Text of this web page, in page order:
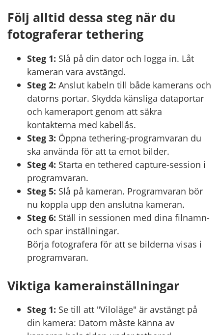
Följ alltid dessa steg när du
fotograferar tethering
Steg 1: Slå på din dator och logga in. Låt
kameran vara avstängd.
Steg 2: Anslut kabeln till både kamerans och
datorns portar. Skydda känsliga dataportar
och kameraport genom att säkra
kontakterna med kabellås.
Steg 3: Öppna tethering-programvaran du
ska använda för att ta emot bilder.
Steg 4: Starta en tethered capture-session i
programvaran.
Steg 5: Slå på kameran. Programvaran bör
nu koppla upp den anslutna kameran.
Steg 6: Ställ in sessionen med dina filnamn-
och spar inställningar.
Börja fotografera för att se bilderna visas i
programvaran.
Viktiga kamerainställningar
Steg 1: Se till att "Viloläge" är avstängt på
din kamera: Datorn måste känna av